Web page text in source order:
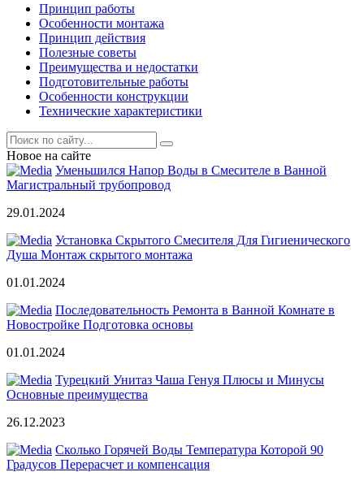
Принцип работы
Особенности монтажа
Принцип действия
Полезные советы
Преимущества и недостатки
Подготовительные работы
Особенности конструкции
Технические характеристики
Новое на сайте
Уменьшился Напор Воды в Смесителе в Ванной
Магистральный трубопровод
29.01.2024
Установка Скрытого Смесителя Для Гигиенического
Душа Монтаж скрытого монтажа
01.01.2024
Последовательность Ремонта в Ванной Комнате в
Новостройке Подготовка основы
01.01.2024
Турецкий Унитаз Чаша Генуя Плюсы и Минусы
Основные преимущества
26.12.2023
Сколько Горячей Воды Температура Которой 90
Градусов Перерасчет и компенсация